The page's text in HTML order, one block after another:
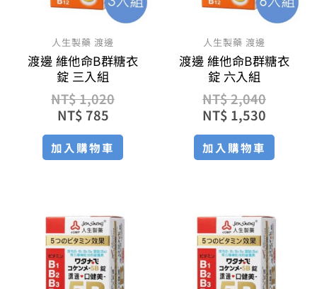
人生製藥 渡邊
渡邊 維他命B群糖衣
錠 三入組
NT$1,020
NT$ 785
加入購物車
人生製藥 渡邊
渡邊 維他命B群糖衣
錠 六入組
NT$2,040
NT$ 1,530
加入購物車
原
始
價
格：
NT$ 1,320。
目
前
價
格：
NT$ 1,017。
原
始
價
格：
NT$
目
前
價
格：
NT$